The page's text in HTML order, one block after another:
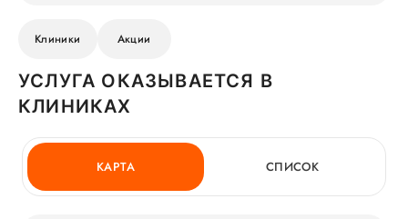
Клиники Акции
УСЛУГА ОКАЗЫВАЕТСЯ В
КЛИНИКАХ
КАРТА СПИСОК